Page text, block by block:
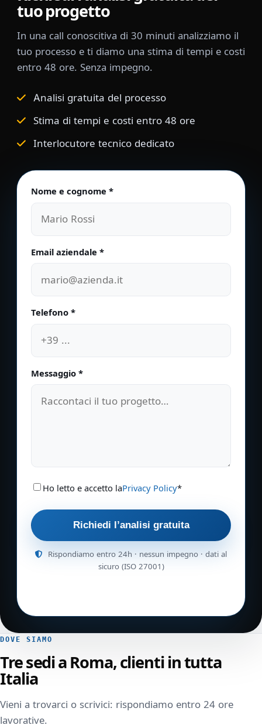
tuo progetto
In una call conoscitiva di 30 minuti analizziamo il
tuo processo e ti diamo una stima di tempi e costi
entro 48 ore. Senza impegno.
Analisi gratuita del processo
Stima di tempi e costi entro 48 ore
Interlocutore tecnico dedicato
Non compilare questo campo
Nome e cognome *
Email aziendale *
Telefono *
Messaggio *
Ho letto e accetto laPrivacy Policy*
Richiedi l’analisi gratuita
Rispondiamo entro 24h · nessun impegno · dati al
sicuro (ISO 27001)
DOVE SIAMO
Tre sedi a Roma, clienti in tutta
Italia
Vieni a trovarci o scrivici: rispondiamo entro 24 ore
lavorative.